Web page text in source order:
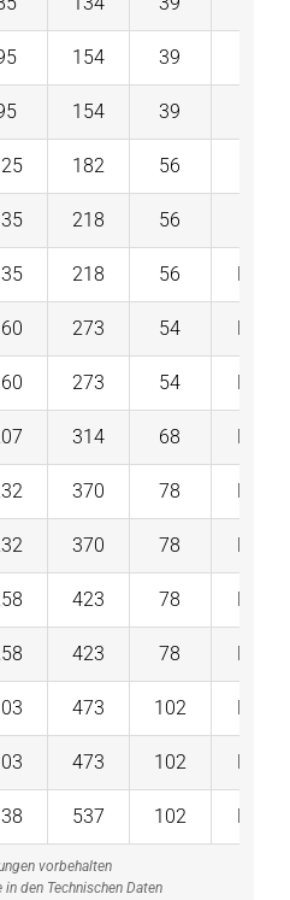
154 39
154 39
182 56
218 56
218 56 DR
273 54 DR
273 54 DR
314 68 DR
370 78 DR
370 78 DR
423 78 DR
423 78 DR
473 102 DR
473 102 DR
537 102 DR
vorbehalten
den Technischen Daten